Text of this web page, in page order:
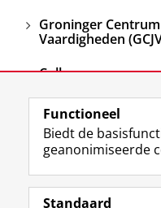
Groninger
Vaardigheden
College-opnames
View this page in:English
Volg de
Functioneel
Biedt de
geanonimiseerde
Standaard